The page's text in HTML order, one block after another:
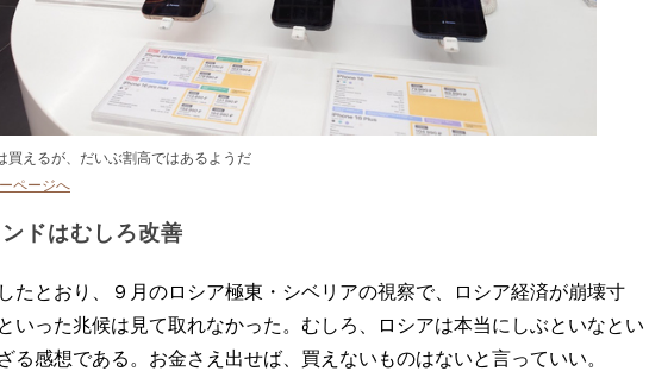
買えるが、だいぶ割高ではあるようだ
ページへ
ドはむしろ改善
たとおり、９月のロシア極東・シベリアの視察で、ロシア経済が崩壊寸
いった兆候は見て取れなかった。むしろ、ロシアは本当にしぶといなとい
る感想である。お金さえ出せば、買えないものはないと言っていい。